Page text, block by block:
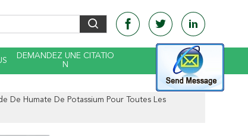
DEMANDEZ UNE CITATIO
N
De Humate De Potassium Pour Toutes Les